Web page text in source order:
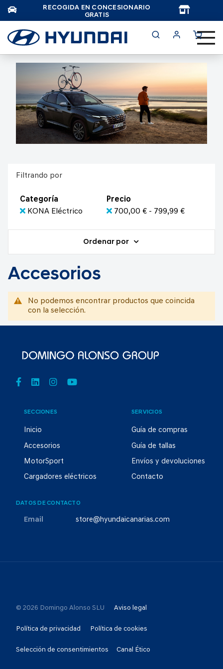
RECOGIDA EN CONCESIONARIO
GRATIS
Filtrando por
Categoría
KONA Eléctrico
Precio
700,00 € - 799,99 €
Ordenar por
Accesorios
No podemos encontrar productos que coincida
con la selección.
SECCIONES
Inicio
Accesorios
MotorSport
Cargadores eléctricos
SERVICIOS
Guía de compras
Guía de tallas
Envíos y devoluciones
Contacto
DATOS DE CONTACTO
Email store@hyundaicanarias.com
© 2026 Domingo Alonso SLU Aviso legal
Política de privacidad Política de cookies
Selección de consentimientos Canal Ético